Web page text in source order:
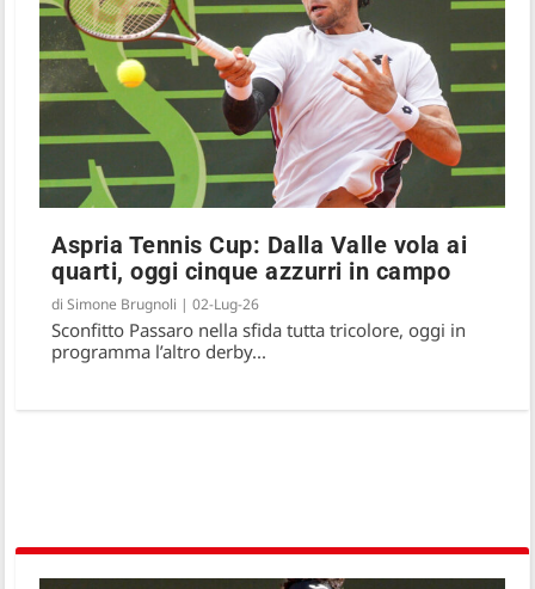
Aspria Tennis Cup: Dalla Valle vola ai
quarti, oggi cinque azzurri in campo
diSimone Brugnoli |02-Lug-26
Sconfitto Passaro nella sfida tutta tricolore, oggi in
programma l’altro derby...